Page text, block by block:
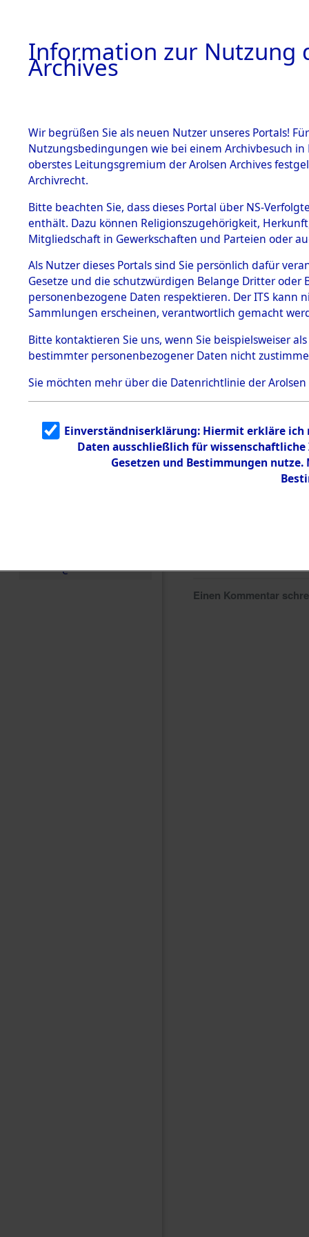
BESTÄNDE
1.
mente
5. Verschiedenes
5.3
Todesmärsche
5.3.1 Alliierte
Erhebungen
zu
Todesmärsch
en
5.3.2
g
5.3.3
Todesmärsch
e
Kemnath
Einen Kommentar
Information zur Nutzung
Archives
Wir begrüßen Sie als neuen Nutzer unseres Portals!
Nutzungsbedingungen wie bei einem Archivbesuch
oberstes Leitungsgremium der Arolsen Archives
Archivrecht.
Bitte beachten Sie, dass dieses Portal über NS-
enthält. Dazu können Religionszugehörigkeit,
Mitgliedschaft in Gewerkschaften und Parteien oder
Als Nutzer dieses Portals sind Sie persönlich dafür
Gesetze und die schutzwürdigen Belange Dritter
personenbezogene Daten respektieren. Der ITS
Sammlungen erscheinen, verantwortlich gemacht
Bitte kontaktieren Sie uns, wenn Sie beispielsweiser
bestimmter personenbezogener Daten nicht
Sie möchten mehr über die Datenrichtlinie der Arolsen
Einverständniserklärung: Hiermit erkläre ich
Daten ausschließlich für
Gesetzen und Bestimmungen